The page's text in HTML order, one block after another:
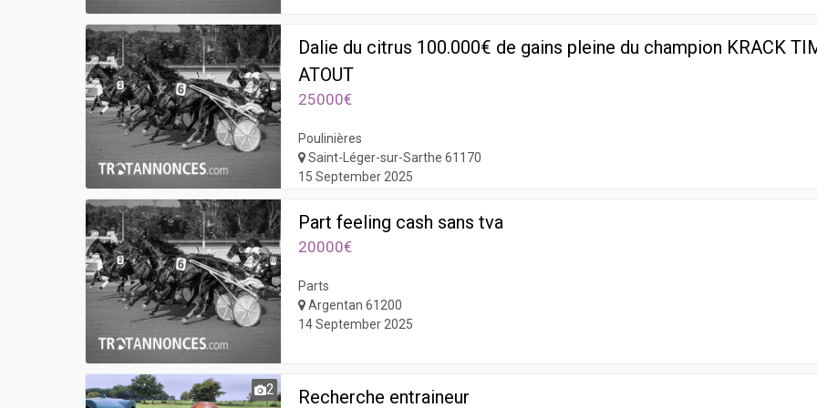
Dalie du citrus 100.000€ de gains pleine du champion KRACK
ATOUT
25000€
Poulinières
Saint-Léger-sur-Sarthe 61170
15 September 2025
Part feeling cash sans tva
20000€
Parts
Argentan 61200
14 September 2025
2 Recherche entraineur